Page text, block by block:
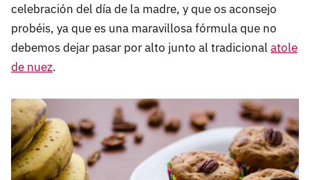
celebración del día de la madre, y que os aconsejo
probéis, ya que es una maravillosa fórmula que no
debemos dejar pasar por alto junto al tradicional atole
de nuez.